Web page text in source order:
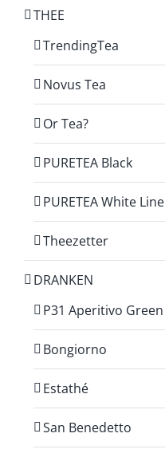
THEE
TrendingTea
Novus Tea
Or Tea?
PURETEA Black
PURETEA White Line
Theezetter
DRANKEN
P31 Aperitivo Green
Bongiorno
Estathé
San Benedetto